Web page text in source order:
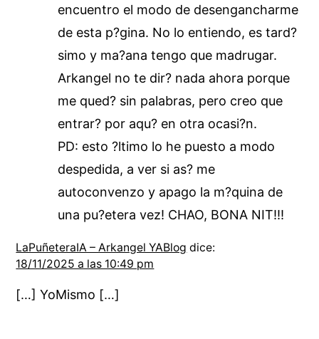
encuentro el modo de desengancharme
de esta p?gina. No lo entiendo, es tard?
simo y ma?ana tengo que madrugar.
Arkangel no te dir? nada ahora porque
me qued? sin palabras, pero creo que
entrar? por aqu? en otra ocasi?n.
PD: esto ?ltimo lo he puesto a modo
despedida, a ver si as? me
autoconvenzo y apago la m?quina de
una pu?etera vez! CHAO, BONA NIT!!!
LaPuñeteraIA – Arkangel YABlog dice:
18/11/2025 a las 10:49 pm
[…] YoMismo […]